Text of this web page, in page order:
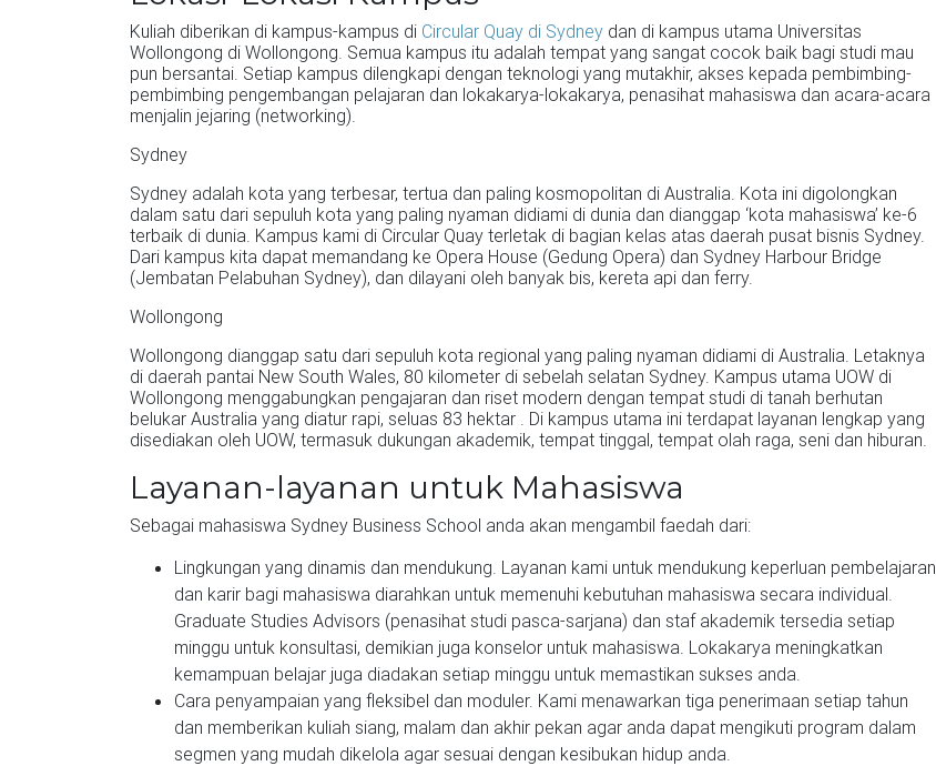
Kuliah diberikan di kampus-kampus di Circular Quay di Sydney dan di kampus utama Universitas
Wollongong di Wollongong. Semua kampus itu adalah tempat yang sangat cocok baik bagi studi mau
pun bersantai. Setiap kampus dilengkapi dengan teknologi yang mutakhir, akses kepada pembimbing-
pembimbing pengembangan pelajaran dan lokakarya-lokakarya, penasihat mahasiswa dan acara-acara
menjalin jejaring (networking).
Sydney
Sydney adalah kota yang terbesar, tertua dan paling kosmopolitan di Australia. Kota ini digolongkan
dalam satu dari sepuluh kota yang paling nyaman didiami di dunia dan dianggap ‘kota mahasiswa’ ke-6
terbaik di dunia. Kampus kami di Circular Quay terletak di bagian kelas atas daerah pusat bisnis Sydney.
Dari kampus kita dapat memandang ke Opera House (Gedung Opera) dan Sydney Harbour Bridge
(Jembatan Pelabuhan Sydney), dan dilayani oleh banyak bis, kereta api dan ferry.
Wollongong
Wollongong dianggap satu dari sepuluh kota regional yang paling nyaman didiami di Australia. Letaknya
di daerah pantai New South Wales, 80 kilometer di sebelah selatan Sydney. Kampus utama UOW di
Wollongong menggabungkan pengajaran dan riset modern dengan tempat studi di tanah berhutan
belukar Australia yang diatur rapi, seluas 83 hektar . Di kampus utama ini terdapat layanan lengkap yang
disediakan oleh UOW, termasuk dukungan akademik, tempat tinggal, tempat olah raga, seni dan hiburan.
Layanan-layanan untuk Mahasiswa
Sebagai mahasiswa Sydney Business School anda akan mengambil faedah dari:
Lingkungan yang dinamis dan mendukung. Layanan kami untuk mendukung keperluan pembelajaran
dan karir bagi mahasiswa diarahkan untuk memenuhi kebutuhan mahasiswa secara individual.
Graduate Studies Advisors (penasihat studi pasca-sarjana) dan staf akademik tersedia setiap
minggu untuk konsultasi, demikian juga konselor untuk mahasiswa. Lokakarya meningkatkan
kemampuan belajar juga diadakan setiap minggu untuk memastikan sukses anda.
Cara penyampaian yang fleksibel dan moduler. Kami menawarkan tiga penerimaan setiap tahun
dan memberikan kuliah siang, malam dan akhir pekan agar anda dapat mengikuti program dalam
segmen yang mudah dikelola agar sesuai dengan kesibukan hidup anda.